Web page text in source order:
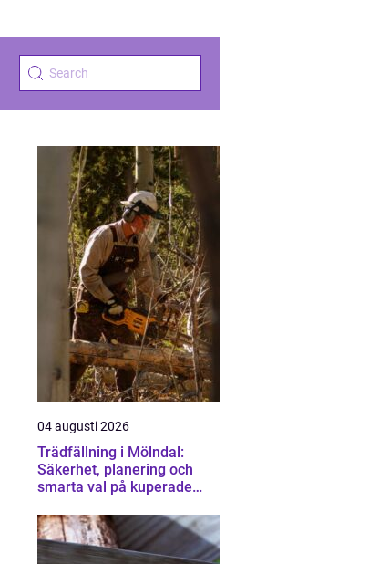
04 augusti 2026
Trädfällning i Mölndal:
Säkerhet, planering och
smarta val på kuperade